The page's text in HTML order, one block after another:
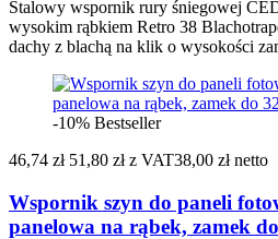
Stalowy wspornik rury śniegowej
wysokim rąbkiem Retro 38
dachy z blachą na klik o wysokości
-10% Bestseller
46,74 zł 51,80 zł z VAT38,00 zł netto
Wspornik szyn do paneli
panelowa na rąbek, zamek